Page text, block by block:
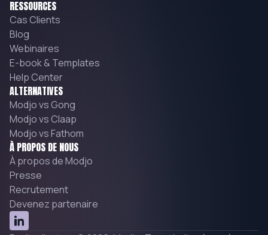
RESSOURCES
Cas Clients
Blog
Webinaires
E-book & Templates
Help Center
ALTERNATIVES
Modjo vs Gong
Modjo vs Claap
Modjo vs Fathom
À PROPOS DE NOUS
À propos de Modjo
Presse
Recrutement
Devenez partenaire